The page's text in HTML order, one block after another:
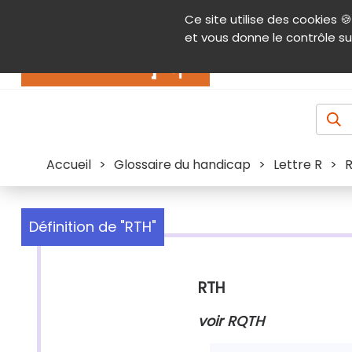
Ce site utilise des cookies 🍪
et vous donne le contrôle
Contenu Aide et accessibilité Menu
Accueil > Glossaire du handicap > Lettre R >
Définition de "RTH"
RTH
voir RQTH